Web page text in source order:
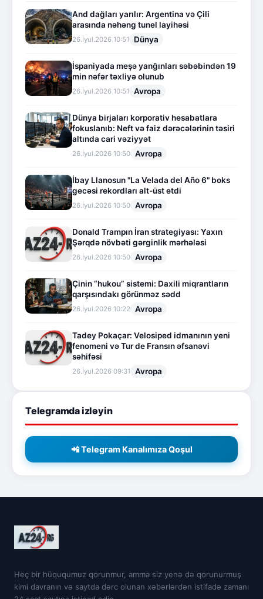
And dağları yarılır: Argentina və Çili
arasında nəhəng tunel layihəsi
26.İyul.2026 10:51 Dünya
İspaniyada meşə yanğınları səbəbindən 19
min nəfər təxliyə olunub
26.İyul.2026 10:51 Avropa
Dünya birjaları korporativ hesabatlara
fokuslanıb: Neft və faiz dərəcələrinin təsiri
altında cari vəziyyət
26.İyul.2026 10:50 Avropa
İbay Llanosun "La Velada del Año 6" boks
gecəsi rekordları alt-üst etdi
26.İyul.2026 10:50 Avropa
Donald Trampın İran strategiyası: Yaxın
Şərqdə növbəti gərginlik mərhələsi
26.İyul.2026 10:50 Avropa
Çinin “hukou” sistemi: Daxili miqrantların
qarşısındakı görünməz sədd
26.İyul.2026 10:22 Avropa
Tadey Pokaçar: Velosiped idmanının yeni
fenomeni və Tur de Fransın əfsanəvi
səhifəsi
26.İyul.2026 09:31 Avropa
Telegramda izləyin
📲 Telegram Kanalımıza Qoşul
Heç bir hüququmuz qorunmur, amma siz yenə də qorunurmuş
kimi davranın və saytda dərc olunan xəbərlərdən istifadə zamanı